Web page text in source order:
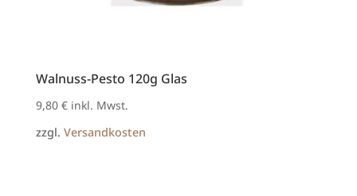
Walnuss-Pesto 120g Glas
9,80 € inkl. Mwst.
zzgl. Versandkosten